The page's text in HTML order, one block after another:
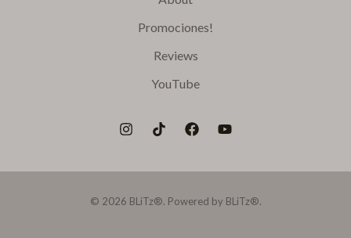
Promociones!
Reviews
YouTube
© 2026 BLiTz®. Powered by BLiTz®.